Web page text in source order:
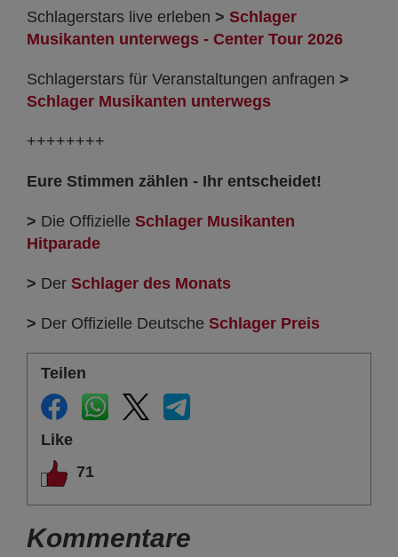
Schlagerstars live erleben > Schlager
Musikanten unterwegs - Center Tour 2026
Schlagerstars für Veranstaltungen anfragen >
Schlager Musikanten unterwegs
++++++++
Eure Stimmen zählen - Ihr entscheidet!
> Die Offizielle Schlager Musikanten
Hitparade
> Der Schlager des Monats
> Der Offizielle Deutsche Schlager Preis
Teilen
Like
71
Kommentare